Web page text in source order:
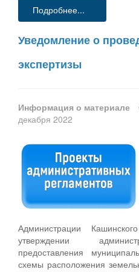
Подробнее...
Уведомление о
экспертизы
Информация о материале
декабря 2022
Администрации
утверждении
предоставления
схемы расположения